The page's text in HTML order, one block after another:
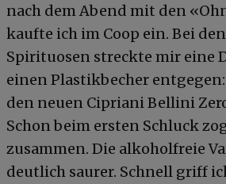
nach dem Abend mit den
kaufte ich im Coop ein. Bei
Spirituosen streckte mir eine
einen Plastikbecher
den neuen Cipriani Bellini
Schon beim ersten Schluck
zusammen. Die alkoholfreie
deutlich saurer. Schnell griff